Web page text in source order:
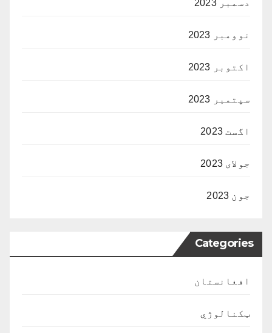
دسمبر 2023
نوومبر 2023
اکتوبر 2023
سپتمبر 2023
اگست 2023
جولای 2023
جون 2023
Categories
افغانستان
ټکنالوژي